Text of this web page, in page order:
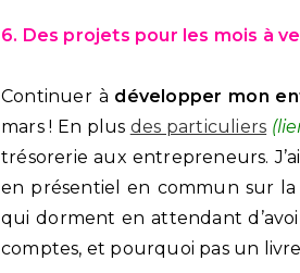
6. Des projets pour les mois à
Continuer à développer mon
mars ! En plus des particuliers
trésorerie aux entrepreneurs.
en présentiel en commun sur
qui dorment en attendant
comptes, et pourquoi pas un